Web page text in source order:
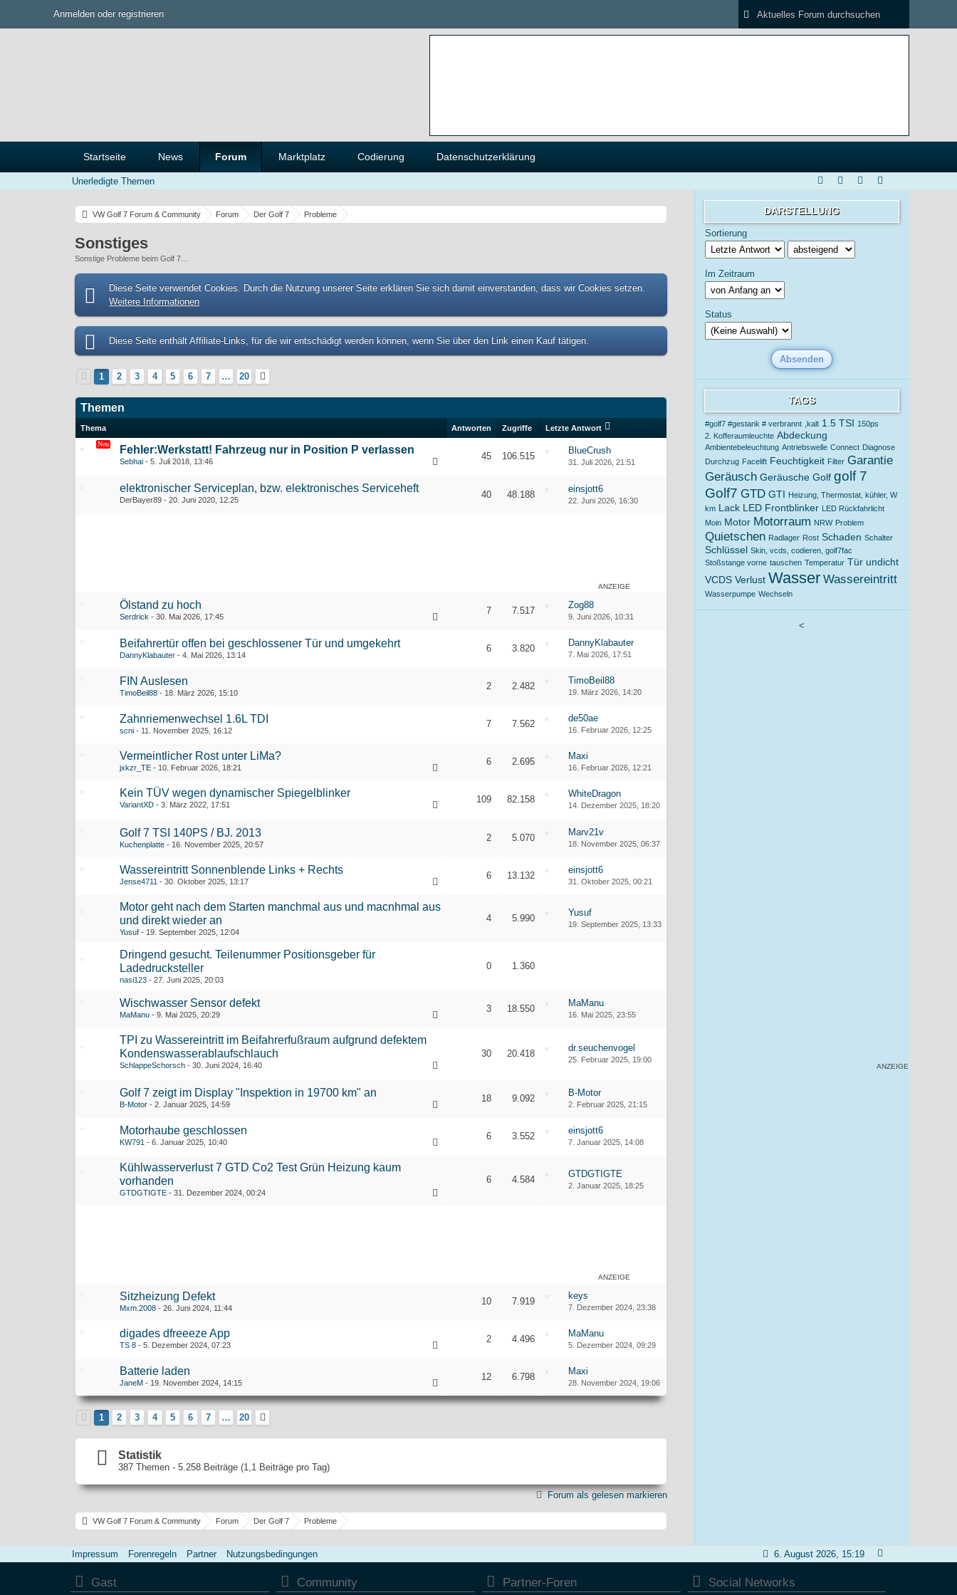
Anmelden oder registrieren
Startseite News Forum Marktplatz Codierung Datenschutzerklärung
Unerledigte Themen
VW Golf 7 Forum & Community Forum Der Golf 7 Probleme
Sonstiges
Sonstige Probleme beim Golf 7...
Diese Seite verwendet Cookies. Durch die Nutzung unserer Seite erklären Sie sich damit einverstanden, dass wir Cookies setzen.
Weitere Informationen
Diese Seite enthält Affiliate-Links, für die wir entschädigt werden können, wenn Sie über den Link einen Kauf tätigen.
1 2 3 4 5 6 7 … 20
Themen
Thema Antworten Zugriffe Letzte Antwort
Fehler:Werkstatt! Fahrzeug nur in Position P verlassen
Sebhai 5. Juli 2018, 13:46 45 106.515
BlueCrush
31. Juli 2026, 21:51
elektronischer Serviceplan, bzw. elektronisches Serviceheft
DerBayer89 20. Juni 2020, 12:25 40 48.188
einsjott6
22. Juni 2026, 16:30
ANZEIGE
Ölstand zu hoch
Serdrick 30. Mai 2026, 17:45
7 7.517
Zog88
9. Juni 2026, 10:31
Beifahrertür offen bei geschlossener Tür und umgekehrt
DannyKlabauter 4. Mai 2026, 13:14
6 3.820
DannyKlabauter
7. Mai 2026, 17:51
FIN Auslesen
TimoBeil88 18. März 2026, 15:10
2 2.482
TimoBeil88
19. März 2026, 14:20
Zahnriemenwechsel 1.6L TDI
scni 11. November 2025, 16:12
7 7.562
de50ae
16. Februar 2026, 12:25
Vermeintlicher Rost unter LiMa?
jxkzr_TE 10. Februar 2026, 18:21
6 2.695
Maxi
16. Februar 2026, 12:21
Kein TÜV wegen dynamischer Spiegelblinker
VariantXD 3. März 2022, 17:51 109 82.158
WhiteDragon
14. Dezember 2025, 18:20
Golf 7 TSI 140PS / BJ. 2013
Kuchenplatte 16. November 2025, 20:57
2 5.070
Marv21v
18. November 2025, 06:37
Wassereintritt Sonnenblende Links + Rechts
Jense4711 30. Oktober 2025, 13:17
6 13.132
einsjott6
31. Oktober 2025, 00:21
Motor geht nach dem Starten manchmal aus und macnhmal aus
und direkt wieder an
Yusuf 19. September 2025, 12:04
4 5.990
Yusuf
19. September 2025, 13:33
Dringend gesucht. Teilenummer Positionsgeber für
Ladedrucksteller
nasi123 27. Juni 2025, 20:03
0 1.360
Wischwasser Sensor defekt
MaManu 9. Mai 2025, 20:29
3 18.550
MaManu
16. Mai 2025, 23:55
TPI zu Wassereintritt im Beifahrerfußraum aufgrund defektem
Kondenswasserablaufschlauch
SchlappeSchorsch 30. Juni 2024, 16:40
30 20.418
dr.seuchenvogel
25. Februar 2025, 19:00
Golf 7 zeigt im Display "Inspektion in 19700 km" an
B-Motor 2. Januar 2025, 14:59
18 9.092
B-Motor
2. Februar 2025, 21:15
Motorhaube geschlossen
KW791 6. Januar 2025, 10:40
6 3.552
einsjott6
7. Januar 2025, 14:08
Kühlwasserverlust 7 GTD Co2 Test Grün Heizung kaum
vorhanden
GTDGTIGTE 31. Dezember 2024, 00:24
6 4.584
GTDGTIGTE
2. Januar 2025, 18:25
ANZEIGE
Sitzheizung Defekt
Mxm.2008 26. Juni 2024, 11:44
10 7.919
keys
7. Dezember 2024, 23:38
digades dfreeeze App
TS 8 5. Dezember 2024, 07:23
2 4.496
MaManu
5. Dezember 2024, 09:29
Batterie laden
JaneM 19. November 2024, 14:15
12 6.798
Maxi
28. November 2024, 19:06
1 2 3 4 5 6 7 … 20
Statistik
387 Themen - 5.258 Beiträge (1,1 Beiträge pro Tag)
Forum als gelesen markieren
VW Golf 7 Forum & Community Forum Der Golf 7 Probleme
DARSTELLUNG
Sortierung
Im Zeitraum
Status
TAGS
#golf7 #gestank # verbrannt ,kalt 1.5 TSI 150ps
2. Kofferaumleuchte Abdeckung
Ambientebeleuchtung Antriebswelle Connect Diagnose
Durchzug Facelift Feuchtigkeit Filter Garantie
Geräusch Geräusche Golf golf 7
Golf7 GTD GTI Heizung, Thermostat, kühler, W
km Lack LED Frontblinker LED Rückfahrlicht
Moin Motor Motorraum NRW Problem
Quietschen Radlager Rost Schaden Schalter
Schlüssel Skin, vcds, codieren, golf7fac
Stoßstange vorne tauschen Temperatur Tür undicht
VCDS Verlust Wasser Wassereintritt
Wasserpumpe Wechseln
<
ANZEIGE
Impressum Forenregeln Partner Nutzungsbedingungen 6. August 2026, 15:19
Gast Community Partner-Foren Social Networks